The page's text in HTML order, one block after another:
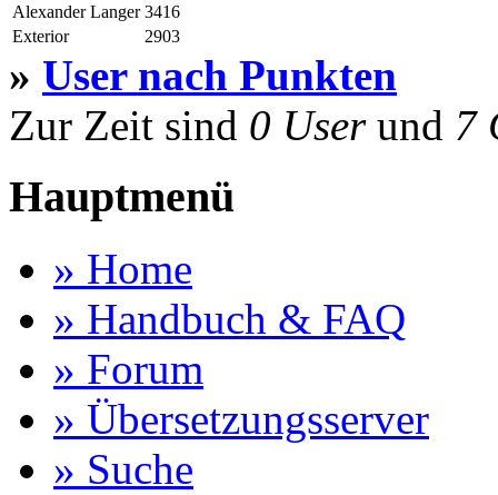
Alexander Langer 3416
Exterior
2903
» User nach Punkten
Zur Zeit sind 0 Userund 7
Hauptmenü
» Home
» Handbuch & FAQ
» Forum
» Übersetzungsserver
» Suche